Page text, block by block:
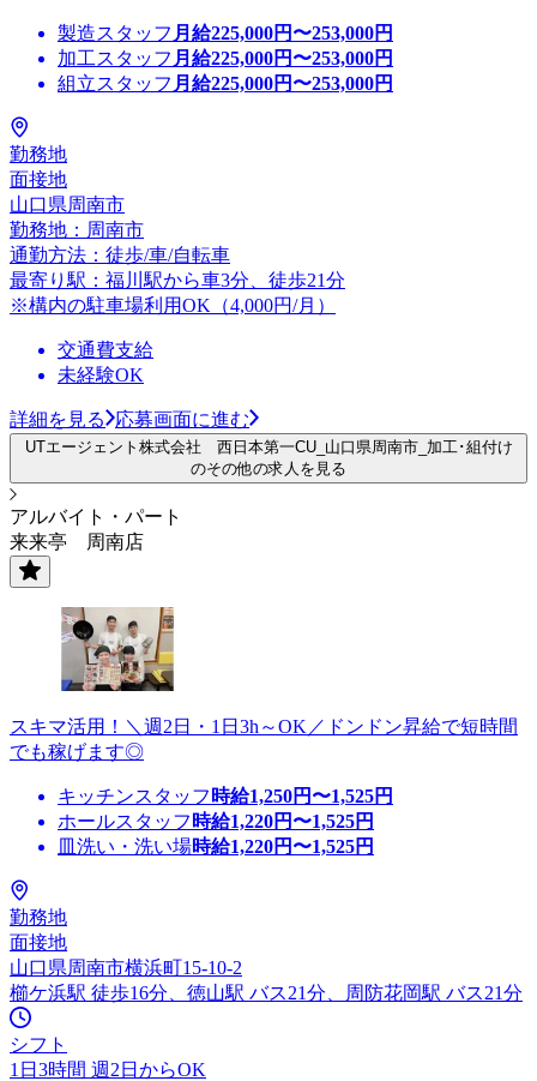
製造スタッフ 月給225,000円〜253,000円
加工スタッフ 月給225,000円〜253,000円
組立スタッフ 月給225,000円〜253,000円
勤務地
面接地
山口県周南市
勤務地：周南市
通勤方法：徒歩/車/自転車
最寄り駅：福川駅から車3分、徒歩21分
※構内の駐車場利用OK（4,000円/月）
交通費支給
未経験OK
詳細を見る 応募画面に進む
UTエージェント株式会社 西日本第一CU_山口県周南市_加工･組付け
のその他の求人を見る
アルバイト・パート
来来亭 周南店
スキマ活用！＼週2日・1日3h～OK／ドンドン昇給で短時間
でも稼げます◎
キッチンスタッフ 時給1,250円〜1,525円
ホールスタッフ 時給1,220円〜1,525円
皿洗い・洗い場時給1,220円〜1,525円
勤務地
面接地
山口県周南市横浜町15-10-2
櫛ケ浜駅 徒歩16分、徳山駅 バス21分、周防花岡駅 バス21分
シフト
1日3時間 週2日からOK